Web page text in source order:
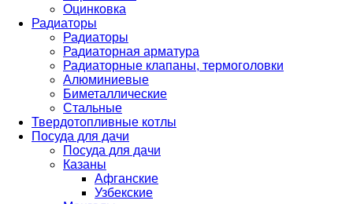
Оцинковка
Радиаторы
Радиаторы
Радиаторная арматура
Радиаторные клапаны, термоголовки
Алюминиевые
Биметаллические
Стальные
Твердотопливные котлы
Посуда для дачи
Посуда для дачи
Казаны
Афганские
Узбекские